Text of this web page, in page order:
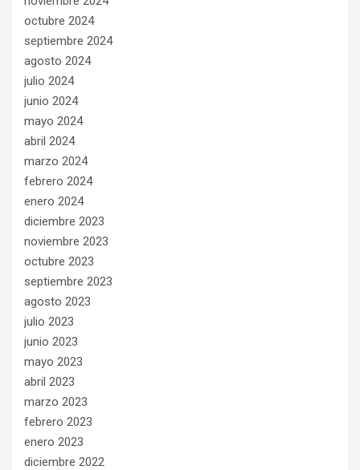
octubre 2024
septiembre 2024
agosto 2024
julio 2024
junio 2024
mayo 2024
abril 2024
marzo 2024
febrero 2024
enero 2024
diciembre 2023
noviembre 2023
octubre 2023
septiembre 2023
agosto 2023
julio 2023
junio 2023
mayo 2023
abril 2023
marzo 2023
febrero 2023
enero 2023
diciembre 2022